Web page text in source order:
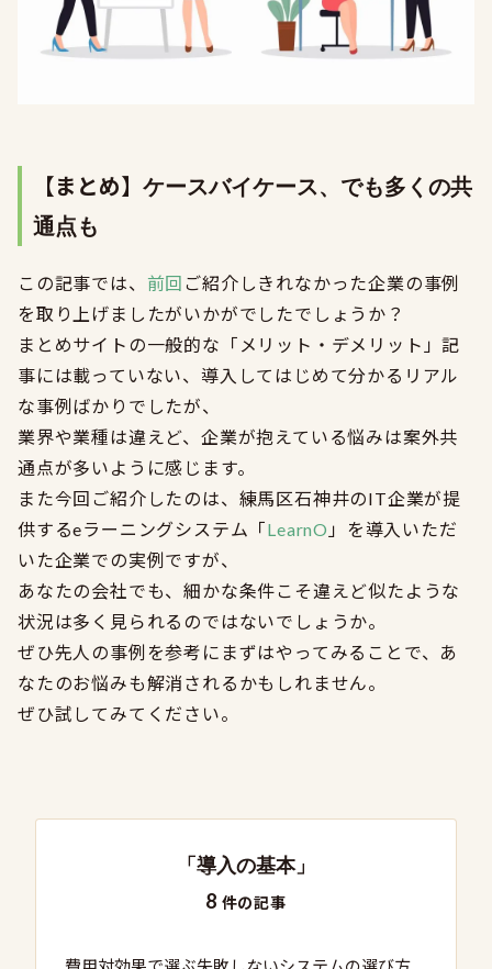
【まとめ】 ケースバイケース、でも多くの共
通点も
この記事では、 前回 ご紹介しきれなかった企業の事例
を取り上げましたがいかがでしたでしょうか？
まとめサイトの一般的な「メリット・デメリット」記
事には載っていない、導入してはじめて分かるリアル
な事例ばかりでしたが、
業界や業種は違えど、企業が抱えている悩みは案外共
通点が多いように感じます。
また今回ご紹介したのは、練馬区石神井のIT企業が提
供するeラーニングシステム「LearnO 」を導入いただ
いた企業での実例ですが、
あなたの会社でも、細かな条件こそ違えど似たような
状況は多く見られるのではないでしょうか。
ぜひ先人の事例を参考にまずはやってみることで、あ
なたのお悩みも解消されるかもしれません。
ぜひ試してみてください。
「導入の基本」
8 件の記事